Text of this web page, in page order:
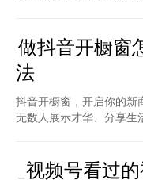
做抖音开橱窗
法
抖音开橱窗，开启你的新
无数人展示才华、分享生
_视频号看过